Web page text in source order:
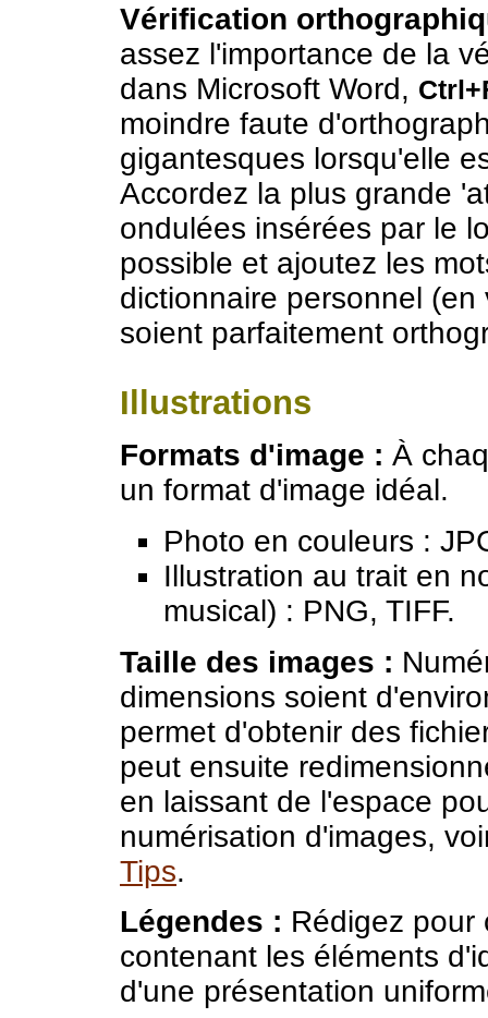
Vérification
assez l'importance de la
dans Microsoft Word,
moindre faute
gigantesques lorsqu'elle
Accordez la plus grande
ondulées insérées par le
possible et ajoutez les
dictionnaire personnel
soient parfaitement
Illustrations
Formats d'image : À
un format d'image idéal.
Photo en couleurs :
Illustration au trait en
musical) : PNG, TIFF.
Taille des images :
dimensions soient
permet d'obtenir des
peut ensuite
en laissant de l'espace
numérisation d'images,
Tips.
Légendes : Rédigez pour
contenant les éléments
d'une présentation